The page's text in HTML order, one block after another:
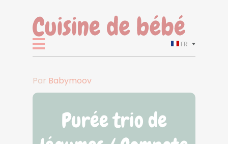
FR
Par Babymoov
Purée trio de